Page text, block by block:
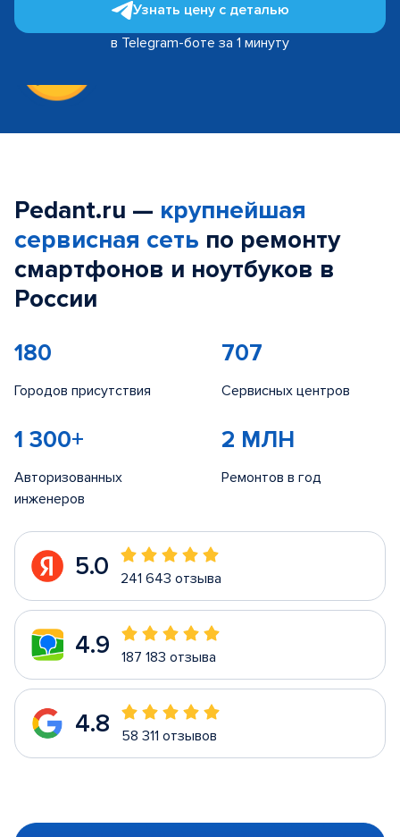
Узнать цену с деталью
в Telegram-боте за 1 минуту
Pedant.ru — крупнейшая
сервисная сеть по ремонту
смартфонов и ноутбуков в
России
180
Городов присутствия
707
Сервисных центров
1 300+
Авторизованных
инженеров
2 МЛН
Ремонтов в год
5.0 241 643 отзыва
4.9 187 183 отзыва
4.8 58 311 отзывов